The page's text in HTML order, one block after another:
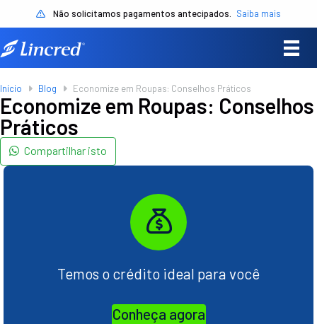
Não solicitamos pagamentos antecipados. Saiba mais
Início Blog Economize em Roupas: Conselhos Práticos
Economize em Roupas: Conselhos
Práticos
Compartilhar isto
Temos o crédito ideal para você
Conheça agora